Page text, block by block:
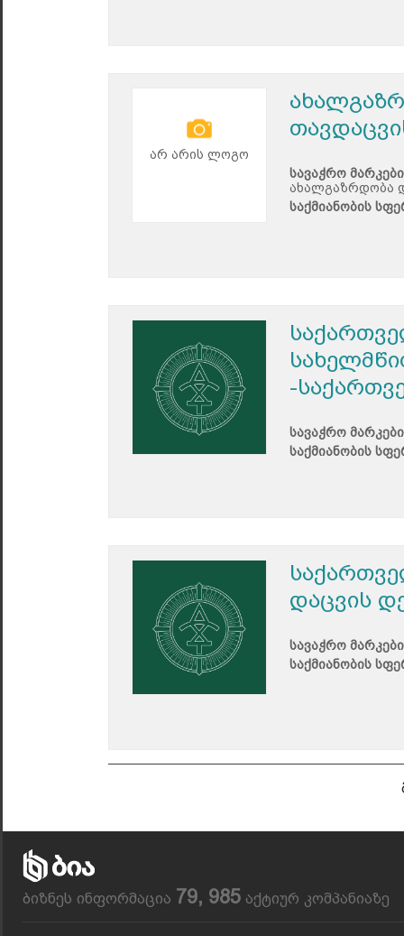
არ არის ლოგო
სავაჭრო
ახალგაზრდობა
საქმიანობის
-
სავაჭრო
საქმიანობის
დაცვის
სავაჭრო
საქმიანობის
ბიზნეს ინფორმაცია 79, 985 აქტიურ კომპანიაზე